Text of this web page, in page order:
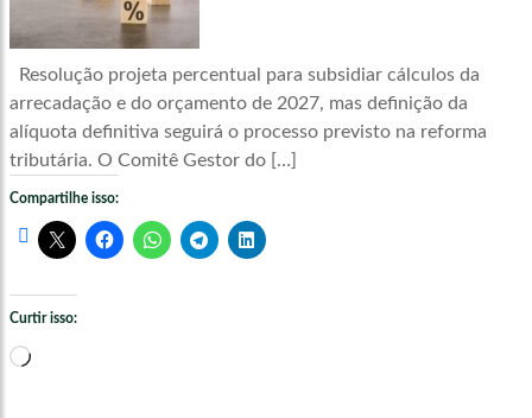
Resolução projeta percentual para subsidiar cálculos da
arrecadação e do orçamento de 2027, mas definição da
alíquota definitiva seguirá o processo previsto na reforma
tributária. O Comitê Gestor do […]
Compartilhe isso:
Curtir isso:
Carregando...